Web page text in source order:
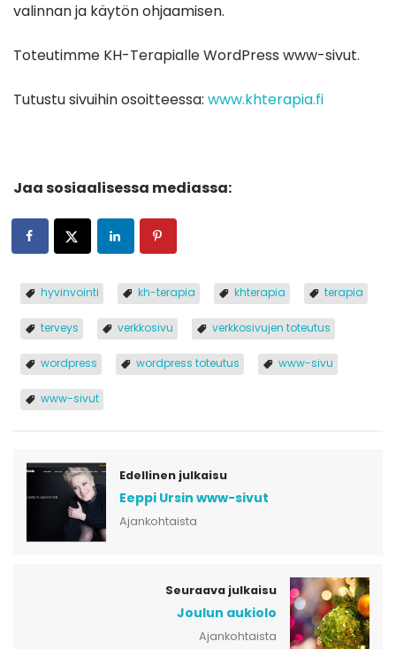
valinnan ja käytön ohjaamisen.
Toteutimme KH-Terapialle WordPress www-sivut.
Tutustu sivuihin osoitteessa: www.khterapia.fi
Jaa sosiaalisessa mediassa:
hyvinvointi kh-terapia khterapia terapia
terveys verkkosivu verkkosivujen toteutus
wordpress wordpress toteutus www-sivu
www-sivut
Edellinen julkaisu
Eeppi Ursin www-sivut
Ajankohtaista
Seuraava julkaisu
Joulun aukiolo
Ajankohtaista